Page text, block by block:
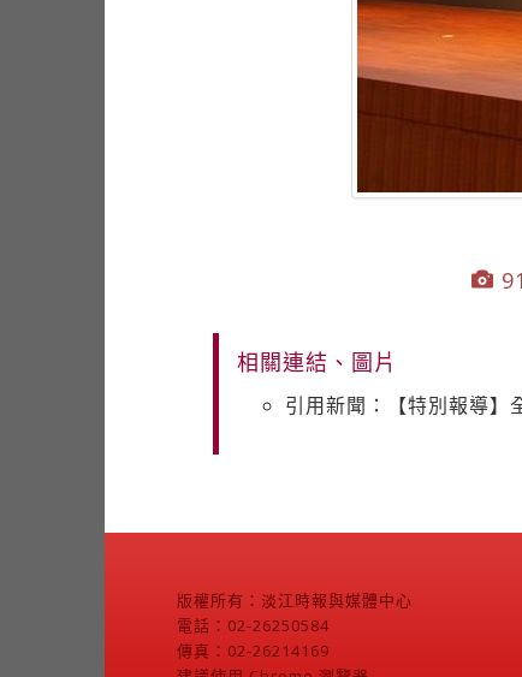
相關連結、圖片
引用新聞：【特別報導】
版權所有：淡江時報與媒體中心
電話：02-26250584
傳真：02-26214169